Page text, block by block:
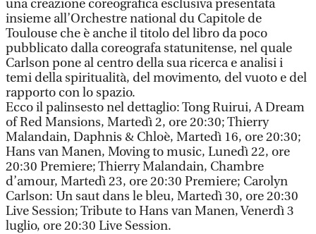
una creazione coreografica esclusiva presentata
insieme all’Orchestre national du Capitole de
Toulouse che è anche il titolo del libro da poco
pubblicato dalla coreografa statunitense, nel quale
Carlson pone al centro della sua ricerca e analisi i
temi della spiritualità, del movimento, del vuoto e del
rapporto con lo spazio.
Ecco il palinsesto nel dettaglio: Tong Ruirui, A Dream
of Red Mansions, Martedì 2, ore 20:30; Thierry
Malandain, Daphnis & Chloè, Martedì 16, ore 20:30;
Hans van Manen, Moving to music, Lunedì 22, ore
20:30 Premiere; Thierry Malandain, Chambre
d’amour, Martedì 23, ore 20:30 Premiere; Carolyn
Carlson: Un saut dans le bleu, Martedì 30, ore 20:30
Live Session; Tribute to Hans van Manen, Venerdì 3
luglio, ore 20:30 Live Session.